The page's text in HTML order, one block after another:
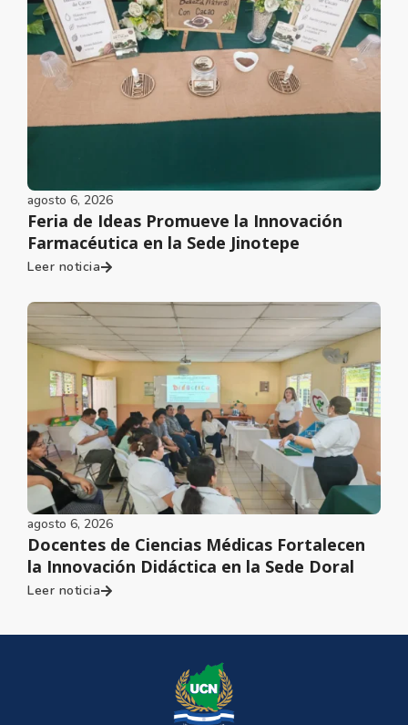
agosto 6, 2026
Feria de Ideas Promueve la Innovación
Farmacéutica en la Sede Jinotepe
Leer noticia
agosto 6, 2026
Docentes de Ciencias Médicas Fortalecen
la Innovación Didáctica en la Sede Doral
Leer noticia